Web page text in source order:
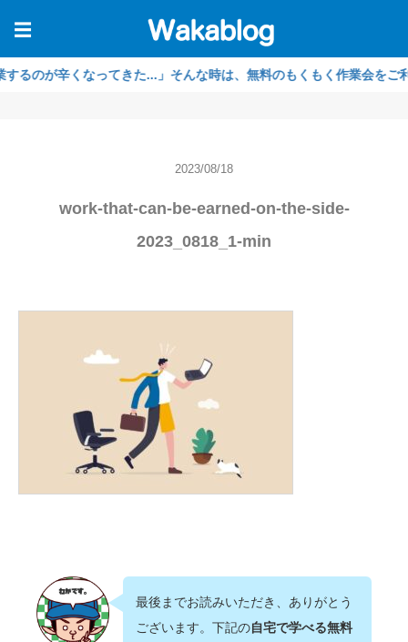
☰
くなってきた...」そんな時は、無料のもくもく作業会をご利用く
2023/08/18
work-that-can-be-earned-on-the-side-
2023_0818_1-min
最後までお読みいただき、ありがとう
ございます。下記の自宅で学べる無料